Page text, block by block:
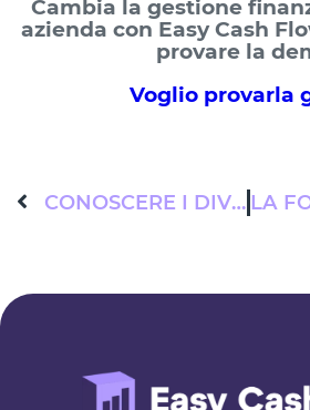
Cambia la gestione
azienda con Easy Cash
provare la
Voglio provarla
CONOSCERE I DIVERSI TIPI DI CASHFLOW: OPERATIVO, FINANZIARIO E D’INVESTIMENTO